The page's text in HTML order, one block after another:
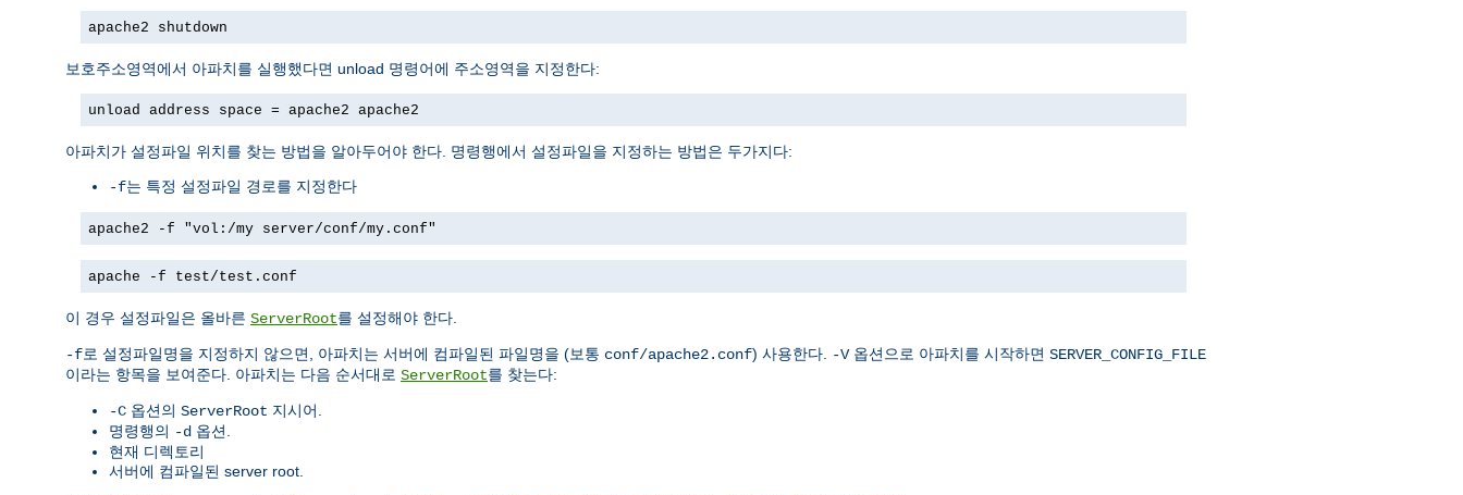
apache2 shutdown
보호주소영역에서 아파치를 실행했다면 unload 명령어에 주소영역을 지정한다:
unload address space = apache2 apache2
아파치가 설정파일 위치를 찾는 방법을 알아두어야 한다. 명령행에서 설정파일을 지정하는 방법은 두가지다:
-f는 특정 설정파일 경로를 지정한다
apache2 -f "vol:/my server/conf/my.conf"
apache -f test/test.conf
이 경우 설정파일은 올바른 ServerRoot를 설정해야 한다.
-f로 설정파일명을 지정하지 않으면, 아파치는 서버에 컴파일된 파일명을 (보통 conf/apache2.conf) 사용한다. -V옵션으로 아파치를 시작하면 SERVER_CONFIG_FILE
이라는 항목을 보여준다. 아파치는 다음 순서대로 ServerRoot를 찾는다:
-C 옵션의 ServerRoot 지시어.
명령행의 -d 옵션.
현재 디렉토리
서버에 컴파일된 server root.